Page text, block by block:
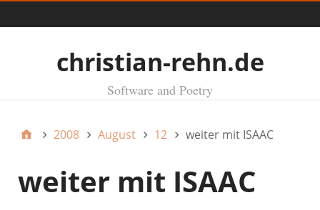
christian-rehn.de
Software and Poetry
2008 August 12 weiter mit ISAAC
weiter mit ISAAC